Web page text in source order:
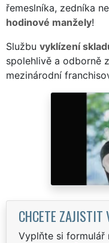
řemeslníka, zedníka
hodinové manžely!
Službu vyklízení
spolehlivě a odborně
mezinárodní
CHCETE
Vyplňte si formulář